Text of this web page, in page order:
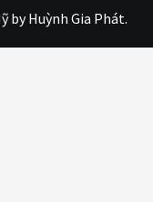
by Huỳnh Gia Phát.